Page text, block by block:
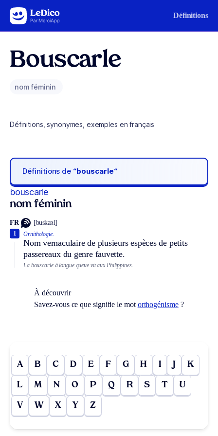
Aller au contenu Définitions
Bouscarle
nom féminin
Définitions, synonymes, exemples en français
Définitions de “bouscarle“
bouscarle
nom féminin
FR [buskaʀl]
Ornithologie.
Nom vernaculaire de plusieurs espèces de petits
passereaux du genre fauvette.
1
La bouscarle à longue queue vit aux Philippines.
À découvrir
Savez-vous ce que signifie le mot orthogénisme?
A B C D E F G H I J K
L M N O P Q R S T U
V W X Y Z